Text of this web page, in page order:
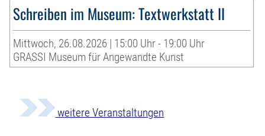
Schreiben im Museum: Textwerkstatt II
Mittwoch, 26.08.2026 | 15:00 Uhr - 19:00 Uhr
GRASSI Museum für Angewandte Kunst
weitere Veranstaltungen